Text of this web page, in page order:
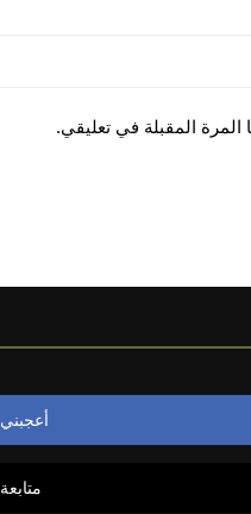
المقبلة في تعليقي.
أعجبني
متابعة